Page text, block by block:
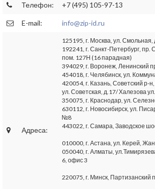
Телефон: +7 (495) 105-97-13
E-mail: info@zip-id.ru
Адреса:
125195, г. Москва, ул. Смольная,
192241, г. Санкт-Петербург, пр.
пом. 127Н (16 парадная)
394029, г. Воронеж, Ленинский
454018, г. Челябинск, ул.
420054, г. Казань, Советский р-
ул. Советская, д.17/ Халезова
350075, г. Краснодар, ул.
630112, г. Новосибирск, ул.
№8
443022, г. Самара, Заводское
010000, г. Астана, ул. Керей,
050040, г. Алматы,
6, офис 3
220075, г. Минск, Партизанский